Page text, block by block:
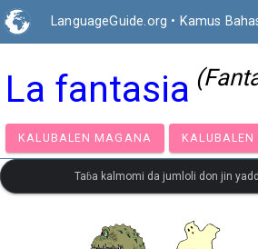
LanguageGuide.org • Kamus
La fantasia
KALUBALEN MAGANA
Taɓa kalmomi da jumloli don jin